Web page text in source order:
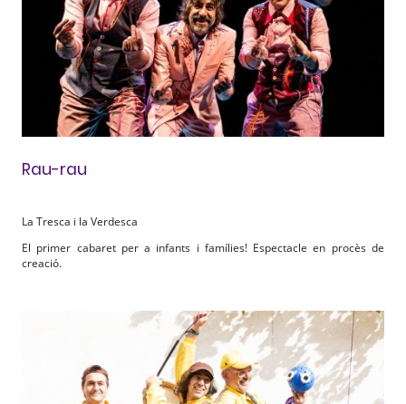
Rau-rau
La Tresca i la Verdesca
El primer cabaret per a infants i famílies! Espectacle en procès de
creació.